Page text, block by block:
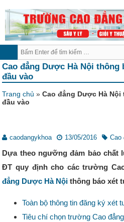
Cao đẳng Dược Hà Nội thông
đầu vào
Trang chủ »Cao đẳng Dược Hà
đầu vào
caodangykhoa 13/05/2016 Cao
Dựa theo ngưỡng đảm bảo chất
ĐT quy định cho các trường
đẳng Dược Hà Nội thông báo xét
Toàn bộ thông tin đăng ký xét
Tiêu chí chọn trường Cao